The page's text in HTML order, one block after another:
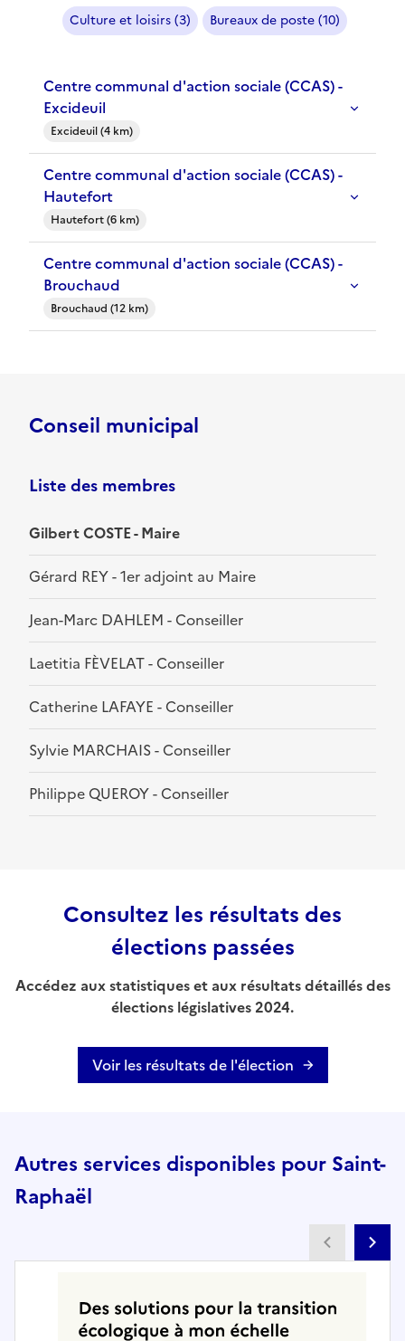
Culture et loisirs (3)
Bureaux de poste (10)
Centre communal d'action sociale (CCAS) -
Excideuil
Excideuil (4 km)
Centre communal d'action sociale (CCAS) -
Hautefort
Hautefort (6 km)
Centre communal d'action sociale (CCAS) -
Brouchaud
Brouchaud (12 km)
Conseil municipal
Liste des membres
Gilbert COSTE - Maire
Gérard REY - 1er adjoint au Maire
Jean-Marc DAHLEM - Conseiller
Laetitia FÈVELAT - Conseiller
Catherine LAFAYE - Conseiller
Sylvie MARCHAIS - Conseiller
Philippe QUEROY - Conseiller
Consultez les résultats des
élections passées
Accédez aux statistiques et aux résultats détaillés des
élections législatives 2024.
Voir les résultats de l'élection
Autres services disponibles pour Saint-
Raphaël